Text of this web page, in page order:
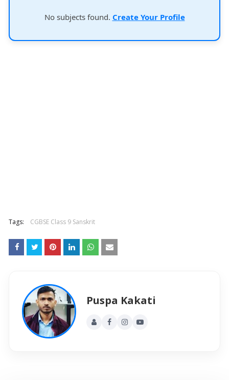
No subjects found. Create Your Profile
Tags: CGBSE Class 9 Sanskrit
Puspa Kakati